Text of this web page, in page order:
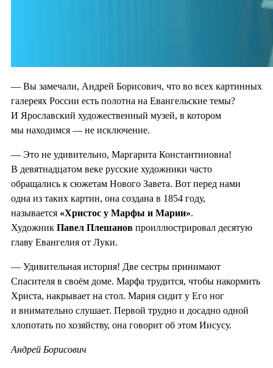
— Вы замечали, Андрей Борисович, что во всех картинных
галереях России есть полотна на Евангельские темы?
И Ярославский художественный музей, в котором
мы находимся — не исключение.
— Это не удивительно, Маргарита Константиновна!
В девятнадцатом веке русские художники часто
обращались к сюжетам Нового Завета. Вот перед нами
одна из таких картин, она создана в 1854 году,
называется «Христос у Марфы и Марии».
Художник Павел Плешанов проиллюстрировал десятую
главу Евангелия от Луки.
— Удивительная история! Две сестры принимают
Спасителя в своём доме. Марфа трудится, чтобы накормить
Христа, накрывает на стол. Мария сидит у Его ног
и внимательно слушает. Первой трудно и досадно одной
хлопотать по хозяйству, она говорит об этом Иисусу.
Андрей Борисович